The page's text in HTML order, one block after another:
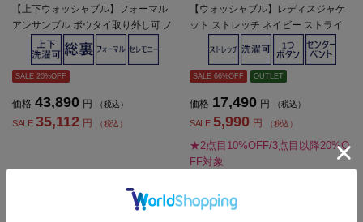
【上下ウォッシャブル】フォーマル
アンサンブル ボウタイ取り外し可 ノ
ーカラージャケット/ワンピース 黒無
地 ViVi 通年 礼服【レディース】
SALE 20%OFF
価格 43,890 円 （税込）
SALE 35,112 円 （税込）
【ウォッシャブル】レディスジャケ
ット ストレッチ ネイビー ストライ
プ 通年【レディース】
SALE 66%OFF OUTLET
価格 17,490 円 （税込）
SALE 5,990 円 （税込）
★2点目10%OFF/3点目以降20%O
FF対象